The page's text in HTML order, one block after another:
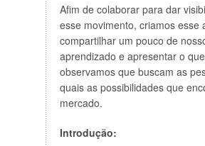
Afim de colaborar para dar
esse movimento, criamos esse
compartilhar um pouco de
aprendizado e apresentar o que
observamos que buscam as
quais as possibilidades que
mercado.
Introdução: